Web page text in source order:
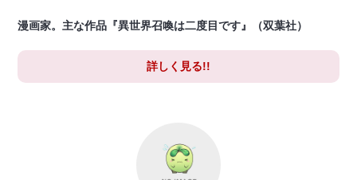
漫画家。主な作品『異世界召喚は二度目です』（双葉社）
詳しく見る!!